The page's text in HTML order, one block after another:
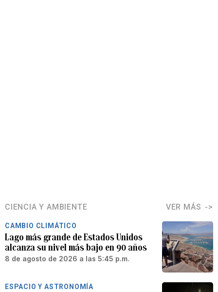
CIENCIA Y AMBIENTE VER MÁS
CAMBIO CLIMÁTICO
Lago más grande de Estados Unidos
alcanza su nivel más bajo en 90 años
8 de agosto de 2026 a las 5:45 p.m.
ESPACIO Y ASTRONOMÍA